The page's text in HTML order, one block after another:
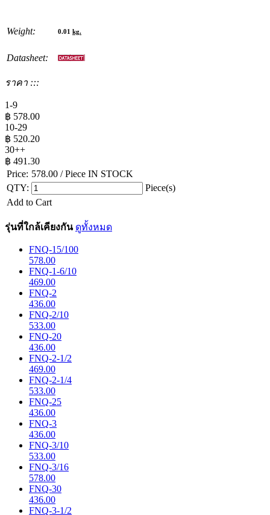
Weight: 0.01 kg.
Datasheet:
ราคา :::
1-9
฿ 578.00
10-29
฿ 520.20
30++
฿ 491.30
Price: 578.00 / Piece IN STOCK
QTY:
Piece(s)
Add to Cart
รุ่นที่ใกล้เคียงกัน ดูทั้งหมด
FNQ-15/100
578.00
FNQ-1-6/10
469.00
FNQ-2
436.00
FNQ-2/10
533.00
FNQ-20
436.00
FNQ-2-1/2
469.00
FNQ-2-1/4
533.00
FNQ-25
436.00
FNQ-3
436.00
FNQ-3/10
533.00
FNQ-3/16
578.00
FNQ-30
436.00
FNQ-3-1/2